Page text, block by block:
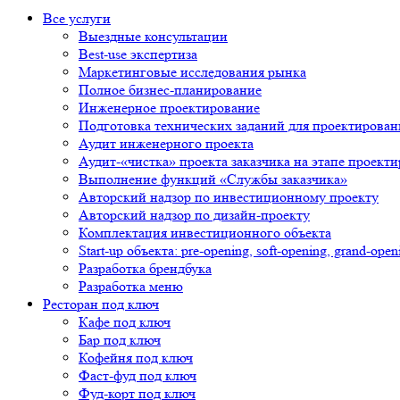
Все услуги
Выездные консультации
Best-use экспертиза
Маркетинговые исследования рынка
Полное бизнес-планирование
Инженерное проектирование
Подготовка технических заданий для
Аудит инженерного проекта
Аудит-«чистка» проекта заказчика на этапе
Выполнение функций «Службы заказчика»
Авторский надзор по инвестиционному проекту
Авторский надзор по дизайн-проекту
Комплектация инвестиционного объекта
Start-up объекта: pre-opening, soft-opening, grand-
Разработка брендбука
Разработка меню
Ресторан под ключ
Кафе под ключ
Бар под ключ
Кофейня под ключ
Фаст-фуд под ключ
Фуд-корт под ключ